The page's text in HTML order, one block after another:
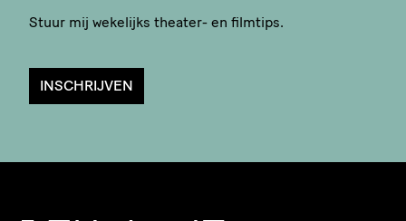
Stuur mij wekelijks theater- en filmtips.
INSCHRIJVEN